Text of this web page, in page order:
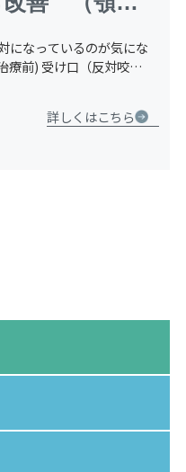
になっているのが気にな
療前) 受け口（反対咬
詳しくはこちら